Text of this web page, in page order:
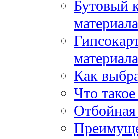
Бутовый
материала
материала
Как
Что